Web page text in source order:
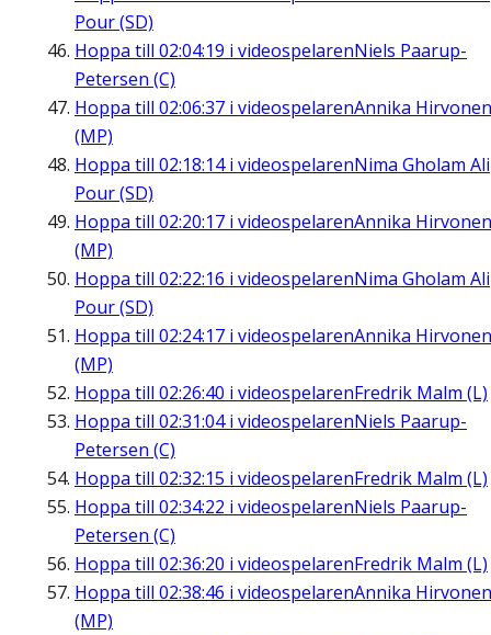
Pour (SD)
Hoppa till 02:04:19 i videospelarenNiels Paarup-
Petersen (C)
Hoppa till 02:06:37 i videospelarenAnnika Hirvonen
(MP)
Hoppa till 02:18:14i videospelarenNima Gholam Ali
Pour (SD)
Hoppa till 02:20:17 i videospelarenAnnika Hirvonen
(MP)
Hoppa till 02:22:16 i videospelarenNima Gholam Ali
Pour (SD)
Hoppa till 02:24:17 i videospelarenAnnika Hirvonen
(MP)
Hoppa till 02:26:40 i videospelarenFredrik Malm (L)
Hoppa till 02:31:04i videospelarenNiels Paarup-
Petersen (C)
Hoppa till 02:32:15 i videospelarenFredrik Malm (L)
Hoppa till 02:34:22 i videospelarenNiels Paarup-
Petersen (C)
Hoppa till 02:36:20 i videospelarenFredrik Malm (L)
Hoppa till 02:38:46 i videospelarenAnnika Hirvonen
(MP)